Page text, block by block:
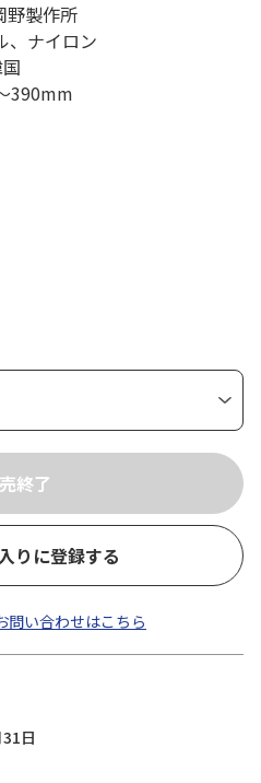
野製作所
、ナイロン
390mm
りに登録する
問い合わせはこちら
日